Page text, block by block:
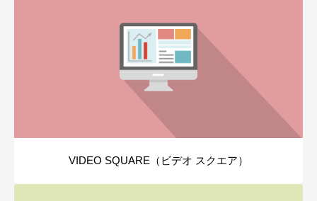
VIDEO SQUARE（ビデオ スクエア）